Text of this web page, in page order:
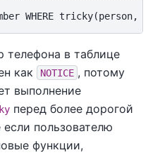
в таблице
как NOTICE , потому
выполнение
перед более дорогой
пользователю
функции,